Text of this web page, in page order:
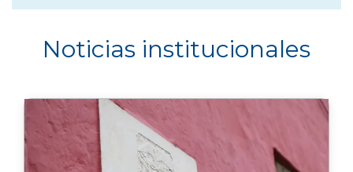
Noticias institucionales